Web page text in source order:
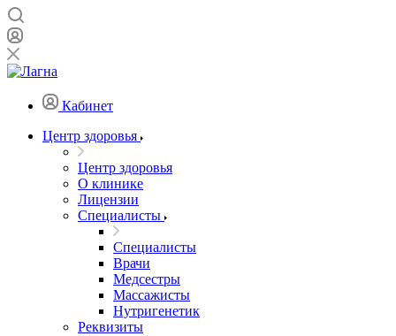
Кабинет
Центр здоровья
Центр здоровья
О клинике
Лицензии
Специалисты
Специалисты
Врачи
Медсестры
Массажисты
Нутригенетик
Реквизиты